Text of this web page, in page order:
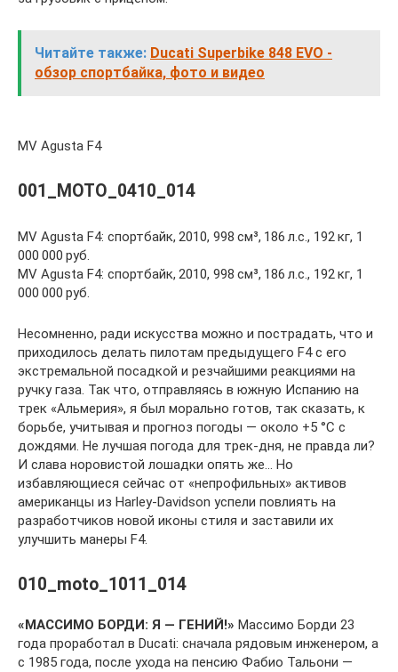
Читайте также: Ducati Superbike 848 EVO -
обзор спортбайка, фото и видео
MV Agusta F4
001_MOTO_0410_014
MV Agusta F4: спортбайк, 2010, 998 см³, 186 л.с., 192 кг, 1
000 000 руб.
MV Agusta F4: спортбайк, 2010, 998 см³, 186 л.с., 192 кг, 1
000 000 руб.
Несомненно, ради искусства можно и пострадать, что и
приходилось делать пилотам предыдущего F4 с его
экстремальной посадкой и резчайшими реакциями на
ручку газа. Так что, отправляясь в южную Испанию на
трек «Альмерия», я был морально готов, так сказать, к
борьбе, учитывая и прогноз погоды — около +5 °С с
дождями. Не лучшая погода для трек­-дня, не правда ли?
И слава норовистой лошадки опять же… Но
избавляющиеся сейчас от «непрофильных» активов
американцы из Harley­-Davidson успели повлиять на
разработчиков новой иконы стиля и заставили их
улучшить манеры F4.
010_moto_1011_014
«МАССИМО БОРДИ: Я — ГЕНИЙ!» Массимо Борди 23
года проработал в Ducati: сначала рядовым инженером, а
с 1985 года, после ухода на пенсию Фабио Тальони —